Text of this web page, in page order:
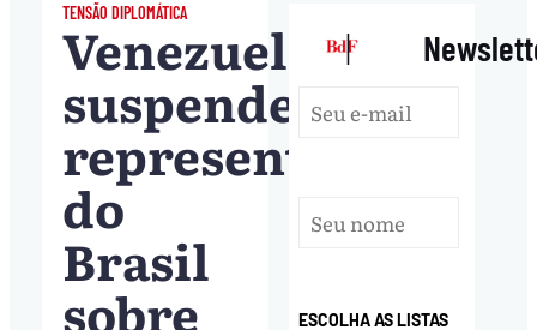
TENSÃO DIPLOMÁTICA
Venezuela
suspende
representação
do
Brasil
sobre
|
ESCOLHA AS LISTAS